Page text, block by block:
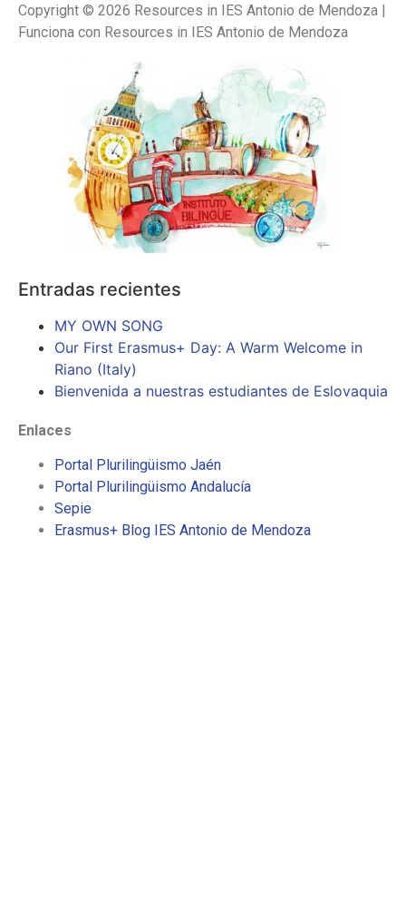
Copyright © 2026 Resources in IES Antonio de Mendoza |
Funciona con Resources in IES Antonio de Mendoza
Entradas recientes
MY OWN SONG
Our First Erasmus+ Day: A Warm Welcome in
Riano (Italy)
Bienvenida a nuestras estudiantes de Eslovaquia
Enlaces
Portal Plurilingüismo Jaén
Portal Plurilingüismo Andalucía
Sepie
Erasmus+ Blog IES Antonio de Mendoza